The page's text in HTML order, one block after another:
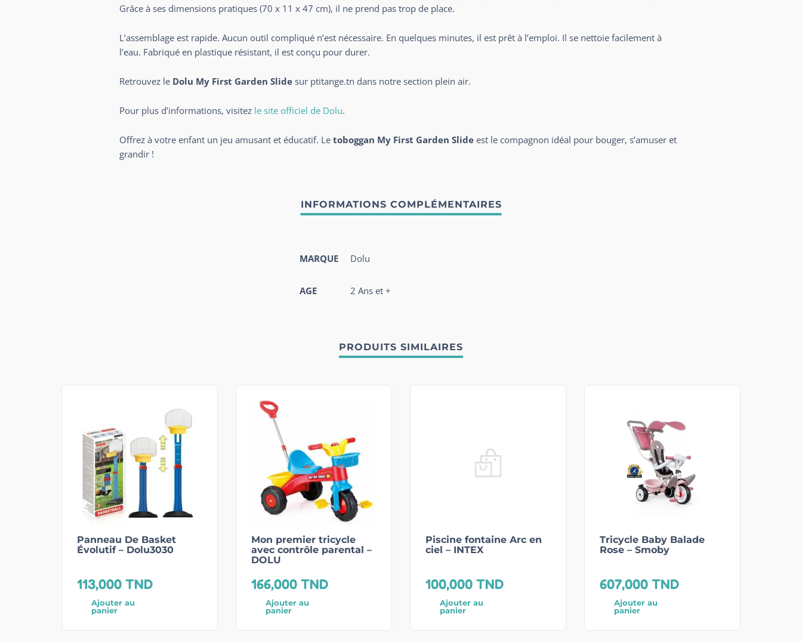
Grâce à ses dimensions pratiques (70 x 11 x 47 cm), il ne prend pas trop de place.
L’assemblage est rapide. Aucun outil compliqué n’est nécessaire. En quelques minutes, il est prêt à l’emploi. Il se nettoie facilement à
l’eau. Fabriqué en plastique résistant, il est conçu pour durer.
Retrouvez le Dolu My First Garden Slidesur ptitange.tn dans notre section plein air.
Pour plus d’informations, visitezle site officiel de Dolu.
Offrez à votre enfant un jeu amusant et éducatif. Le toboggan My First Garden Slide est le compagnon idéal pour bouger, s’amuser et
grandir !
MARQUE Dolu
AGE 2 Ans et +
PRODUITS SIMILAIRES
Panneau De Basket
Évolutif – Dolu3030
113,000 TND
Ajouter au
panier
Mon premier tricycle
avec contrôle parental –
DOLU
166,000 TND
Ajouter au
panier
Piscine fontaine Arc en
ciel – INTEX
100,000 TND
Ajouter au
panier
Tricycle Baby Balade
Rose – Smoby
607,000 TND
Ajouter au
panier